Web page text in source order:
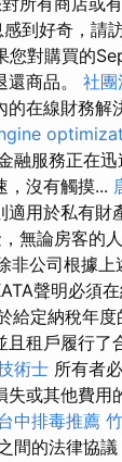
到好奇，請
您對購買的
商品。 社團
的在線財務解
融服務正在
，沒有觸摸...
用於私有財
無論房客的
非公司根據上
聲明必須
給定納稅年
且租戶履行了
術士 所有者
或其他費用
中排毒推薦
間的法律協